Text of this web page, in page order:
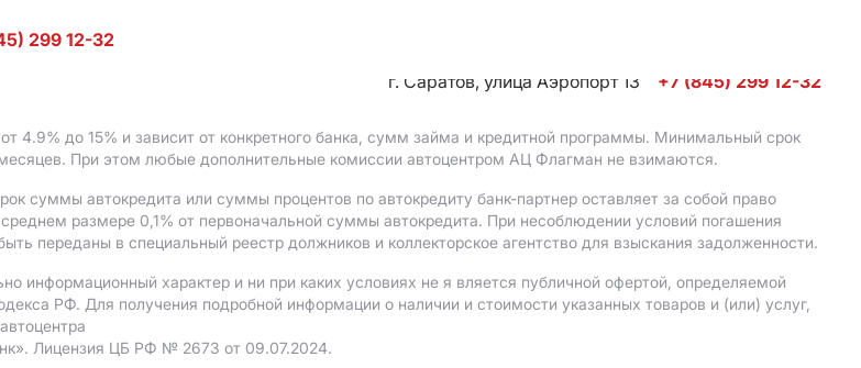
299 12-32
г. Саратов, улица Аэропорт 13
+7 (845) 299 12-32
4.9% до 15% и зависит от конкретного банка, сумм займа и кредитной программы. Минимальный срок
При этом любые дополнительные комиссии автоцентром АЦ Флагман не взимаются.
суммы автокредита или суммы процентов по автокредиту банк-партнер оставляет за собой право
размере 0,1% от первоначальной суммы автокредита. При несоблюдении условий погашения
переданы в специальный реестр должников и коллекторское агентство для взыскания задолженности.
информационный характер и ни при каких условиях не я вляется публичной офертой, определяемой
РФ. Для получения подробной информации о наличии и стоимости указанных товаров и (или) услуг,
Лицензия ЦБ РФ № 2673 от 09.07.2024.